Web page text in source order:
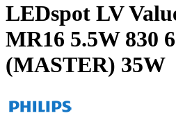
LEDspot LV
MR16 5.5W 830
(MASTER) 35W